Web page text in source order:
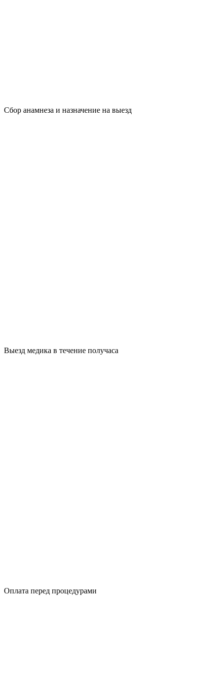
Сбор анамнеза и назначение на выезд
Выезд медика в течение получаса
Оплата перед процедурами